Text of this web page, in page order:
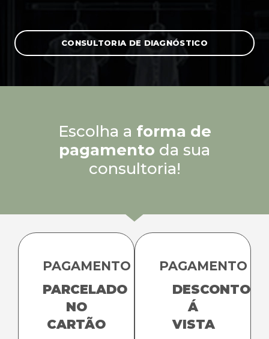
CONSULTORIA DE DIAGNÓSTICO
Escolha a forma de
pagamento da sua
consultoria!
PAGAMENTO
PARCELADO
NO
CARTÃO
PAGAMENTO
DESCONTO
Á
VISTA